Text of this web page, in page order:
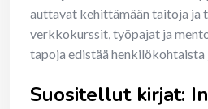
auttavat kehittämään taitoja ja
verkkokurssit, työpajat ja
tapoja edistää henkilökohtaista
Suositellut kirjat: